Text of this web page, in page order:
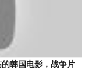
韩国电影，战争片